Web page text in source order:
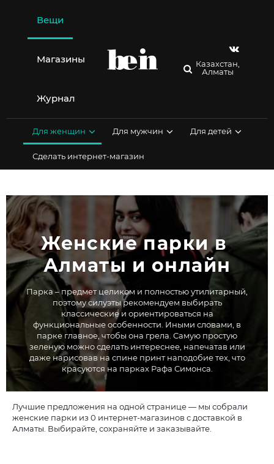
содержимому
Вещи
Магазины
Журнал
Казахстан,
Алматы
Для женщин Для мужчин Для детей
Сделать интернет-магазин
Женские парки в
Алматы и онлайн
Парка – предмет целиком и полностью утилитарный,
поэтому силуэты рекомендуем выбирать
классические и ориентироваться на
функциональные особенности. Иными словами, в
парке главное, чтобы она грела. Самую простую
зеленую можно сделать интереснее, напечатав или
даже нарисовав на спине принт наподобие тех, что
красуются на парках Рафа Симонса.
Лучшие предложения на одной странице — мы собрали
женские парки из 0 интернет-магазинов с доставкой в
Алматы. Выбирайте, сохраняйте и заказывайте.